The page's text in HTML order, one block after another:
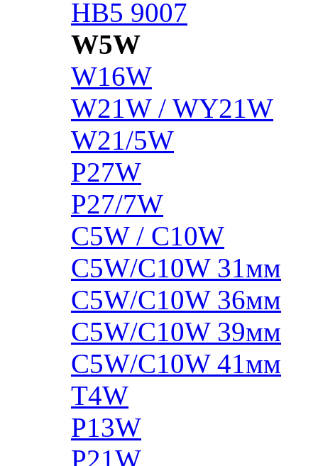
HB5 9007
W5W
W16W
W21W / WY21W
W21/5W
P27W
P27/7W
C5W / C10W
C5W/C10W 31мм
C5W/C10W 36мм
C5W/C10W 39мм
C5W/C10W 41мм
T4W
P13W
P21W